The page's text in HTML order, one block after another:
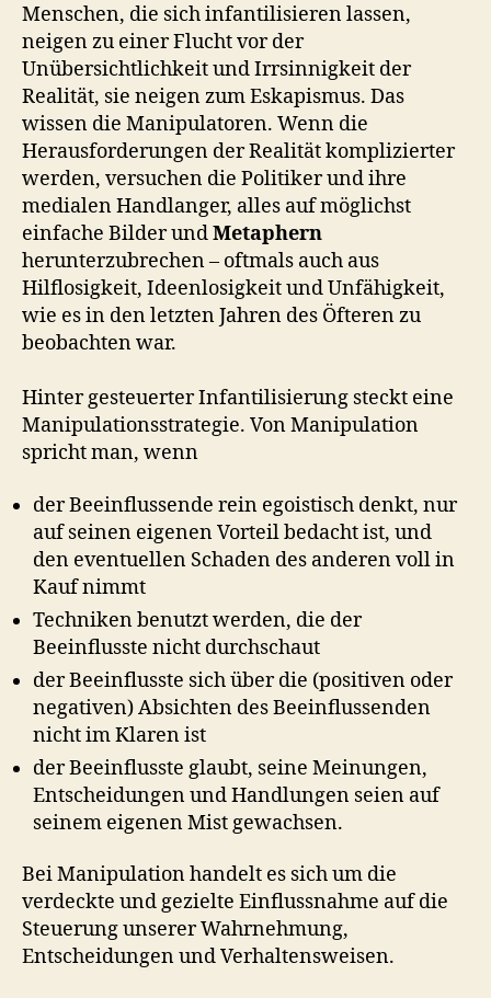
Menschen, die sich infantilisieren lassen,
neigen zu einer Flucht vor der
Unübersichtlichkeit und Irrsinnigkeit der
Realität, sie neigen zum Eskapismus. Das
wissen die Manipulatoren. Wenn die
Herausforderungen der Realität komplizierter
werden, versuchen die Politiker und ihre
medialen Handlanger, alles auf möglichst
einfache Bilder undMetaphern
herunterzubrechen – oftmals auch aus
Hilflosigkeit, Ideenlosigkeit und Unfähigkeit,
wie es in den letzten Jahren des Öfteren zu
beobachten war.
Hinter gesteuerter Infantilisierung steckt eine
Manipulationsstrategie. Von Manipulation
spricht man, wenn
der Beeinflussende rein egoistisch denkt, nur
auf seinen eigenen Vorteil bedacht ist, und
den eventuellen Schaden des anderen voll in
Kauf nimmt
Techniken benutzt werden, die der
Beeinflusste nicht durchschaut
der Beeinflusste sich über die (positiven oder
negativen) Absichten des Beeinflussenden
nicht im Klaren ist
der Beeinflusste glaubt, seine Meinungen,
Entscheidungen und Handlungen seien auf
seinem eigenen Mist gewachsen.
Bei Manipulation handelt es sich um die
verdeckte und gezielte Einflussnahme auf die
Steuerung unserer Wahrnehmung,
Entscheidungen und Verhaltensweisen.